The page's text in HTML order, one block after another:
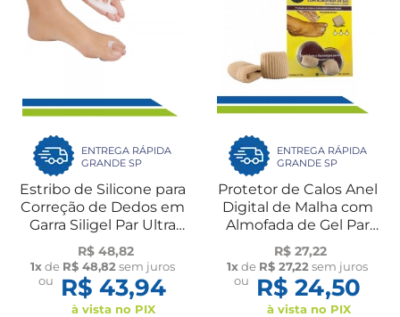
ENTREGA RÁPIDA
GRANDE SP
Estribo de Silicone para
Correção de Dedos em
Garra Siligel Par Ultra
Ortho Pauher
R$ 48,82
1xde R$ 48,82sem juros
ou
R$ 43,94
à vista no PIX
ENTREGA RÁPIDA
GRANDE SP
Protetor de Calos Anel
Digital de Malha com
Almofada de Gel Par
Ortho Pauher
R$ 27,22
1xde R$ 27,22sem juros
ou
R$ 24,50
à vista no PIX